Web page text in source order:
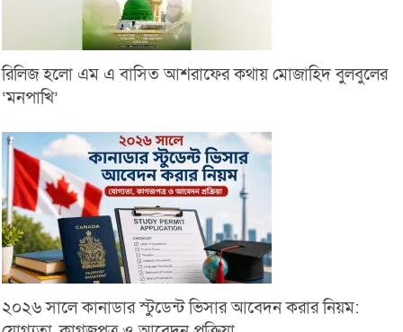
রিলিজ হলো এম এ বাসিত আশরাফের কথায় মোজাহিদ বুলবুলের
‘মনপাখি’
২০২৬ সালে কানাডার স্টুডেন্ট ভিসার আবেদন করার নিয়ম: